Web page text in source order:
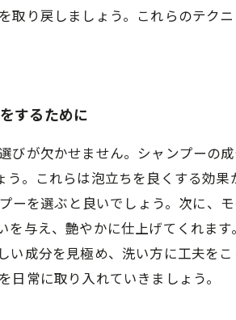
取り戻しましょう。これらのテク
するために
が欠かせません。シャンプーの
。これらは泡立ちを良くする効
ーを選ぶと良いでしょう。次に、
を与え、艶やかに仕上げてくれま
い成分を見極め、洗い方に工夫を
日常に取り入れていきましょう。
お問合せ・ご予約はお電話